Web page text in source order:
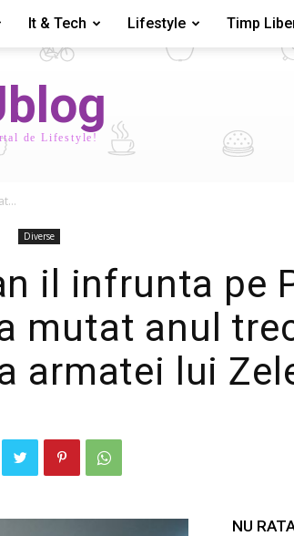
It & Tech Lifestyle Timp
de Lifestyle!
Diverse
il infrunta pe
mutat anul
armatei lui
NU